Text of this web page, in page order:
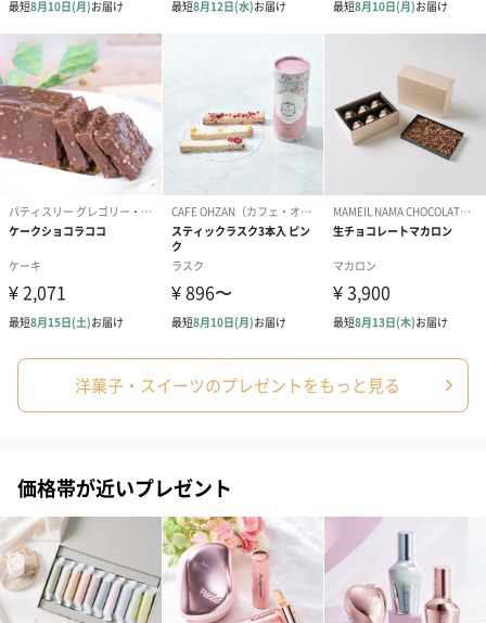
ルビトール）、乳化剤、香料、（一部に小麦・乳成
幅97mm×奥行118mm×高さ35mm
【内容量】
6粒入り
【原産国】
フランス
【賞味期限】
製造から432日
【アレルギー】
小麦、乳成分、大豆
※本製品の製造施設では、卵・そば・落花生・くる
を使用しております。
ハンド＆ネイ
長さ3cm×幅3cm×高さ15cm
【重量/内容量】
【製造国】
タイ
【注意事項】
オイルなどの成分を含む商品は、航空危険物に含まれ
るため航空機に搭載することができません。そのため
離島などの航空便を使用する地域にお住まいのかたへ
お届けの場合は、船便に変更するため1週間前後お届け
が遅くなる可能性がございます。
洋菓子・スイーツのプレゼントをもっと見る
価格帯が近いプレゼント